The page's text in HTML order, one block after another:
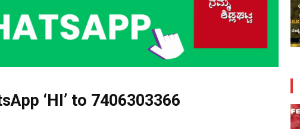
‘HI’ to 7406303366